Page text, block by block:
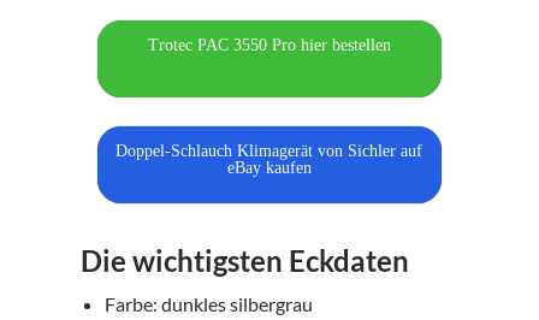
Trotec PAC 3550 Pro hier bestellen
Doppel-Schlauch Klimagerät von Sichler auf
eBay kaufen
Die wichtigsten Eckdaten
Farbe: dunkles silbergrau